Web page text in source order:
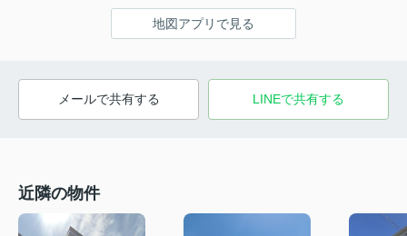
地図アプリで見る
メールで共有する LINEで共有する
近隣の物件